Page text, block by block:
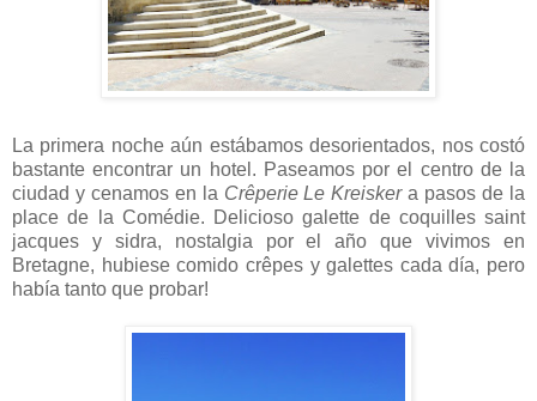
La primera noche aún estábamos desorientados, nos costó
bastante encontrar un hotel. Paseamos por el centro de la
ciudad y cenamos en la Crêperie Le Kreiskera pasos de la
place de la Comédie. Delicioso galette de coquilles saint
jacques y sidra, nostalgia por el año que vivimos en
Bretagne, hubiese comido crêpes y galettes cada día, pero
había tanto que probar!